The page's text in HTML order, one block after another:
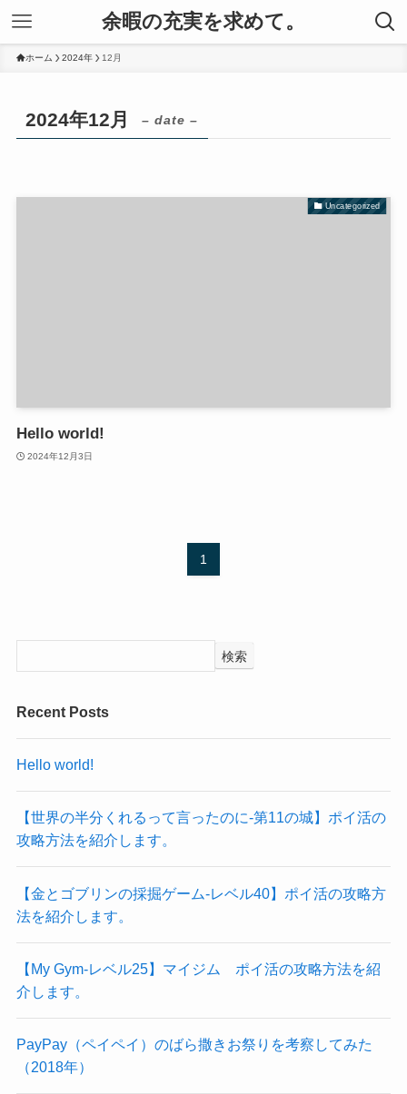
余暇の充実を求めて。
ホーム 2024年 12月
2024年12月 – date –
Uncategorized
Hello world!
2024年12月3日
1
検索
Recent Posts
Hello world!
【世界の半分くれるって言ったのに‐第11の城】ポイ活の
攻略方法を紹介します。
【金とゴブリンの採掘ゲーム-レベル40】ポイ活の攻略方
法を紹介します。
【My Gym-レベル25】マイジム ポイ活の攻略方法を紹
介します。
PayPay（ペイペイ）のばら撒きお祭りを考察してみた
（2018年）